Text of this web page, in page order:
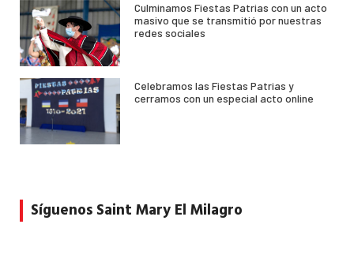
Culminamos Fiestas Patrias con un acto
masivo que se transmitió por nuestras
redes sociales
Celebramos las Fiestas Patrias y
cerramos con un especial acto online
Síguenos Saint Mary El Milagro